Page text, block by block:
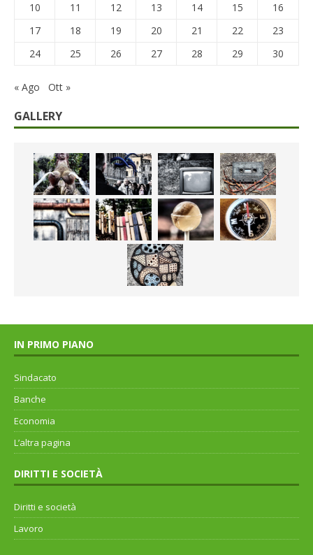
10
11 12 13 14 15
16
17
18 19 20 21 22
23
24
25 26 27 28 29 30
« Ago Ott »
GALLERY
IN PRIMO PIANO
Sindacato
Banche
Economia
L’altra pagina
DIRITTI E SOCIETÀ
Diritti e società
Lavoro